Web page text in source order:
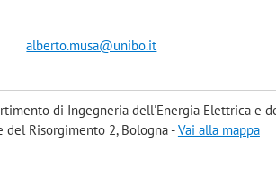
alberto.musa@unibo.it
di Ingegneria dell'Energia Elettrica e
del Risorgimento 2, Bologna -Vai alla mappa